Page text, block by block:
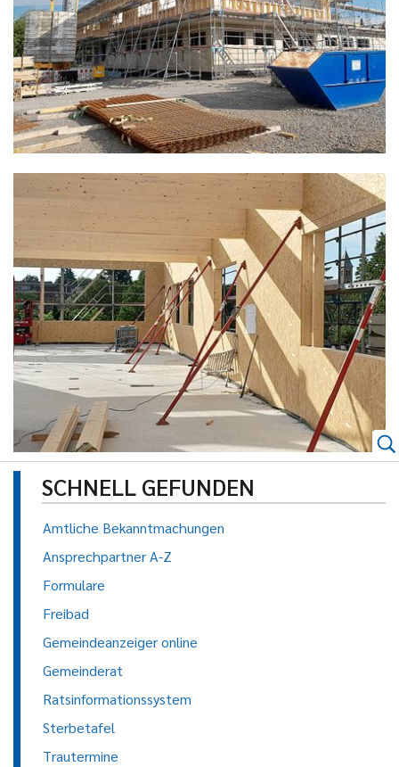
SCHNELL GEFUNDEN
Amtliche Bekanntmachungen
Ansprechpartner A-Z
Formulare
Freibad
Gemeindeanzeiger online
Gemeinderat
Ratsinformationssystem
Sterbetafel
Trautermine